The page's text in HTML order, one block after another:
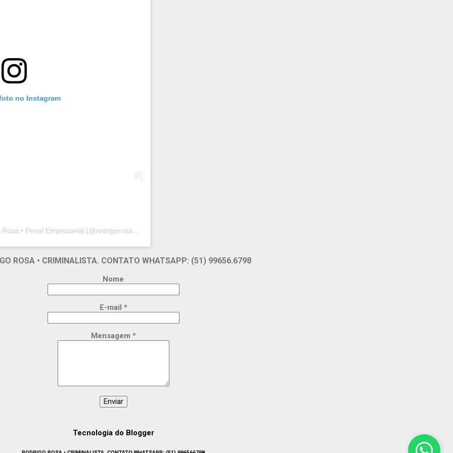
no Instagram
Um post compartilhado por Rodrigo Rosa • Penal Empresarial (@rodrigorosapenal)
ROSA • CRIMINALISTA. CONTATO WHATSAPP: (51) 99656.6798
Nome
E-mail *
Mensagem *
Tecnologia do Blogger